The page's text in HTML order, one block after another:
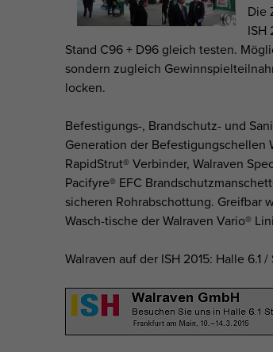
Die
ISH
Stand C96 + D96 gleich testen.
sondern zugleich
locken.
Befestigungs-, Brandschutz- und
Generation der Befestigungschellen
RapidStrut® Verbinder, Walraven
Pacifyre® EFC
sicheren Rohrabschottung. Greifbar
Wasch-tische der Walraven Vario®
Walraven auf der ISH 2015: Halle 6.1